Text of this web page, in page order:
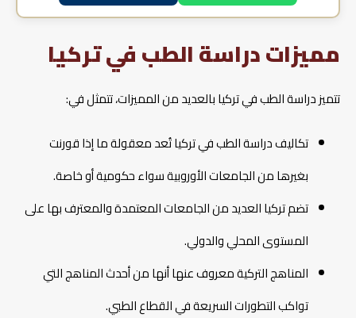
مميزات دراسة الطب في تركيا
تتميز دراسة الطب في تركيا بالعديد من المميزات، تتمثل في:
تكاليف دراسة الطب في تركيا تُعد معقولة ما إذا قورنت
بغيرها من الجامعات الأوروبية سواء حكومية أو خاصة.
تضم تركيا العديد من الجامعات المعتمدة والمعترف بها على
المستوى المحلي والدولي.
المناهج التركية معروف عنها أنها من أحدث المناهج التي
تواكب التطورات السريعة في القطاع الطبي.